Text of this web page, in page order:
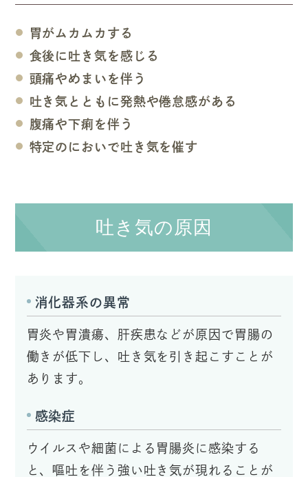
胃がムカムカする
食後に吐き気を感じる
頭痛やめまいを伴う
吐き気とともに発熱や倦怠感がある
腹痛や下痢を伴う
特定のにおいで吐き気を催す
吐き気の原因
消化器系の異常
胃炎や胃潰瘍、肝疾患などが原因で胃腸の
働きが低下し、吐き気を引き起こすことが
あります。
感染症
ウイルスや細菌による胃腸炎に感染する
と、嘔吐を伴う強い吐き気が現れることが